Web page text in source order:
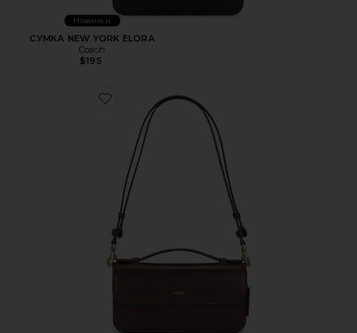
Новинки
СУМКА NEW YORK ELORA
Coach
$195
Favorite СУМКА NEW YORK ELORA